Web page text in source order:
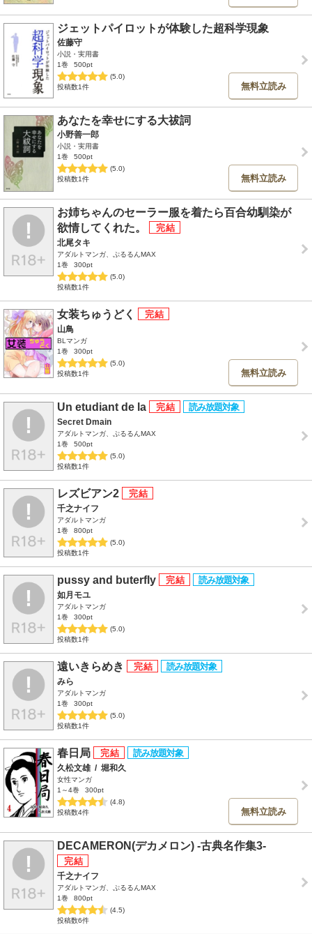
ジェットパイロットが体験した超科学現象
佐藤守
小説・実用書
1巻
500pt
(5.0)
投稿数1件
無料立読み
あなたを幸せにする大祓詞
小野善一郎
小説・実用書
1巻
500pt
(5.0)
投稿数1件
無料立読み
お姉ちゃんのセーラー服を着たら百合幼馴染が
欲情してくれた。
北尾タキ
アダルトマンガ、ぷるるんMAX
1巻
300pt
(5.0)
投稿数1件
女装ちゅうどく
山鳥
BLマンガ
1巻
300pt
(5.0)
投稿数1件
無料立読み
Un etudiant de la
Secret Dmain
アダルトマンガ、ぷるるんMAX
1巻
500pt
(5.0)
投稿数1件
レズビアン2
千之ナイフ
アダルトマンガ
1巻
800pt
(5.0)
投稿数1件
pussy and buterfly
如月モユ
アダルトマンガ
1巻
300pt
(5.0)
投稿数1件
遠いきらめき
みら
アダルトマンガ
1巻
300pt
(5.0)
投稿数1件
春日局
久松文雄 / 堀和久
女性マンガ
1～4巻
300pt
(4.8)
投稿数4件
無料立読み
DECAMERON(デカメロン) -古典名作集3-
千之ナイフ
アダルトマンガ、ぷるるんMAX
1巻
800pt
(4.5)
投稿数6件